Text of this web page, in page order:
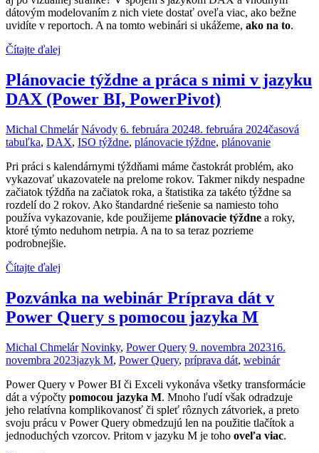
dátovým modelovaním z nich viete dostať oveľa viac, ako bežne
uvidíte v reportoch. A na tomto webinári si ukážeme, ako na to.
Čítajte ďalej
Plánovacie týždne a práca s nimi v jazyku
DAX (Power BI, PowerPivot)
Michal Chmelár Návody 6. februára 20248. februára 2024časová
tabuľka, DAX, ISO týždne, plánovacie týždne, plánovanie
Pri práci s kalendárnymi týždňami máme častokrát problém, ako
vykazovať ukazovatele na prelome rokov. Takmer nikdy nespadne
začiatok týždňa na začiatok roka, a štatistika za takéto týždne sa
rozdelí do 2 rokov. Ako štandardné riešenie sa namiesto toho
používa vykazovanie, kde použijeme plánovacie týždne a roky,
ktoré týmto neduhom netrpia. A na to sa teraz pozrieme
podrobnejšie.
Čítajte ďalej
Pozvánka na webinár Príprava dát v
Power Query s pomocou jazyka M
Michal Chmelár Novinky, Power Query 9. novembra 202316.
novembra 2023jazyk M, Power Query, príprava dát, webinár
Power Query v Power BI či Exceli vykonáva všetky transformácie
dát a výpočty pomocou jazyka M. Mnoho ľudí však odradzuje
jeho relatívna komplikovanosť či spleť rôznych zátvoriek, a preto
svoju prácu v Power Query obmedzujú len na použitie tlačítok a
jednoduchých vzorcov. Pritom v jazyku M je toho oveľa viac.